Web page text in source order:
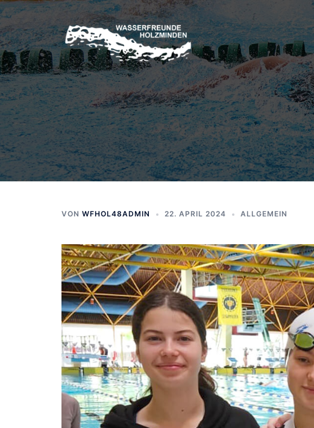
Zum
Inhalt
springen
VON WFHOL48ADMIN 22. APRIL 2024 ALLGEMEIN